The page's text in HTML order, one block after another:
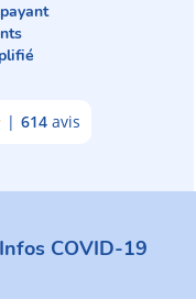
| 614 avis
Infos COVID-19